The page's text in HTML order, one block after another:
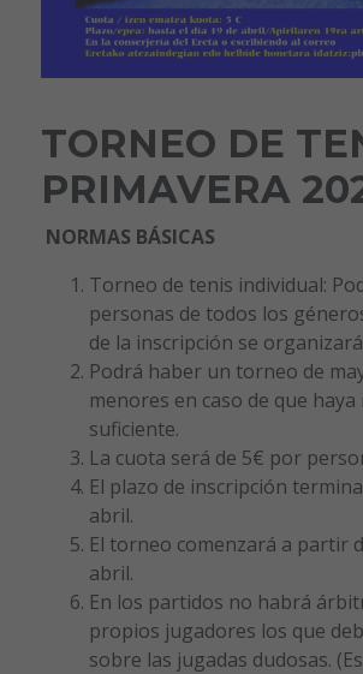
TORNEO DE
PRIMAVERA
NORMAS BÁSICAS
Torneo de tenis individual:
personas de todos los
de la inscripción se
Podrá haber un torneo de
menores en caso de que
suficiente.
La cuota será de 5€ por
El plazo de inscripción
abril.
El torneo comenzará a partir
abril.
En los partidos no habrá
propios jugadores los que
sobre las jugadas dudosas.